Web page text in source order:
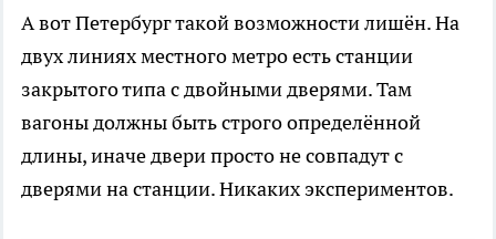
А вот Петербург такой возможности лишён. На
двух линиях местного метро есть станции
закрытого типа с двойными дверями. Там
вагоны должны быть строго определённой
длины, иначе двери просто не совпадут с
дверями на станции. Никаких экспериментов.